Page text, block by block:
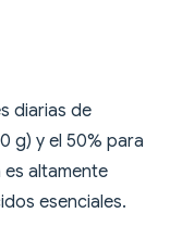
diarias de
g) y el 50% para
altamente
esenciales.